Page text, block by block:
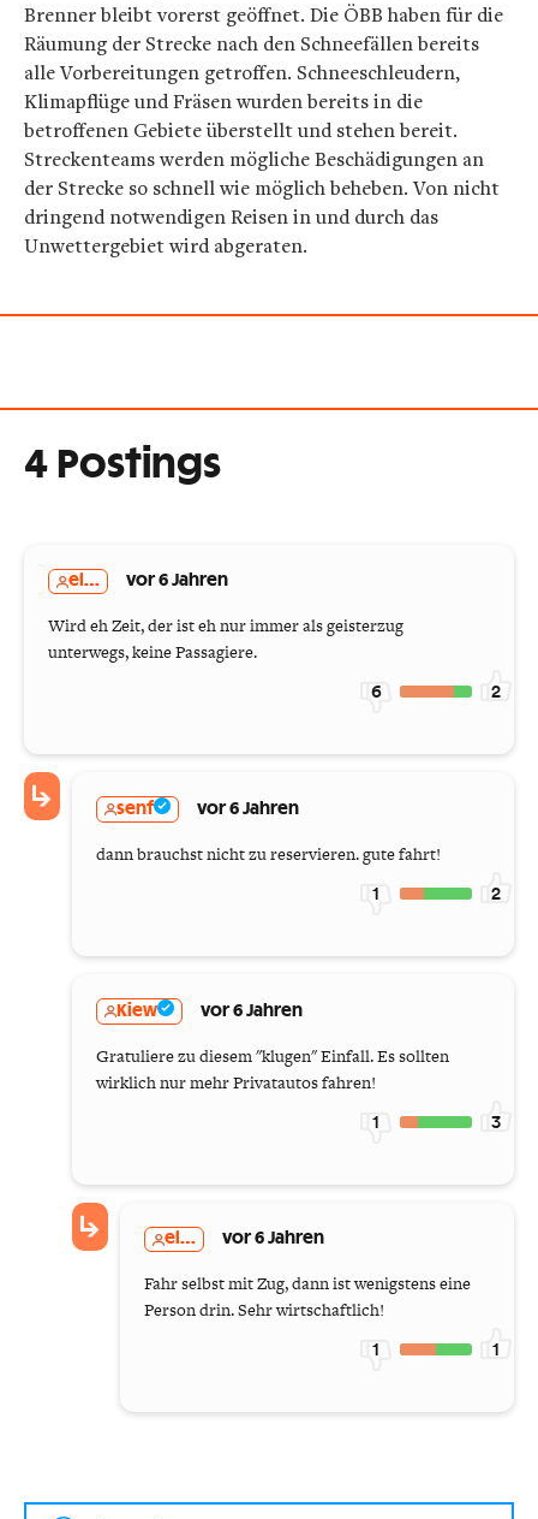
Brenner bleibt vorerst geöffnet. Die ÖBB haben für die
Räumung der Strecke nach den Schneefällen bereits
alle Vorbereitungen getroffen. Schneeschleudern,
Klimapflüge und Fräsen wurden bereits in die
betroffenen Gebiete überstellt und stehen bereit.
Streckenteams werden mögliche Beschädigungen an
der Strecke so schnell wie möglich beheben. Von nicht
dringend notwendigen Reisen in und durch das
Unwettergebiet wird abgeraten.
4 Postings
el... vor 6 Jahren
Wird eh Zeit, der ist eh nur immer als geisterzug
unterwegs, keine Passagiere.
6 2
senf vor 6 Jahren
dann brauchst nicht zu reservieren. gute fahrt!
1 2
Kiew vor 6 Jahren
Gratuliere zu diesem "klugen" Einfall. Es sollten
wirklich nur mehr Privatautos fahren!
1 3
el... vor 6 Jahren
Fahr selbst mit Zug, dann ist wenigstens eine
Person drin. Sehr wirtschaftlich!
1 1